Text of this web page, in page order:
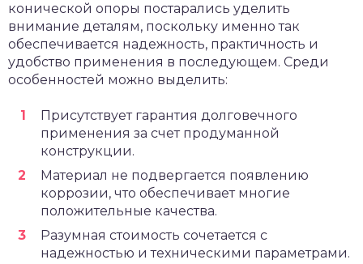
конической опоры постарались уделить
внимание деталям, поскольку именно так
обеспечивается надежность, практичность и
удобство применения в последующем. Среди
особенностей можно выделить:
Присутствует гарантия долговечного
применения за счет продуманной
конструкции.
Материал не подвергается появлению
коррозии, что обеспечивает многие
положительные качества.
Разумная стоимость сочетается с
надежностью и техническими параметрами.